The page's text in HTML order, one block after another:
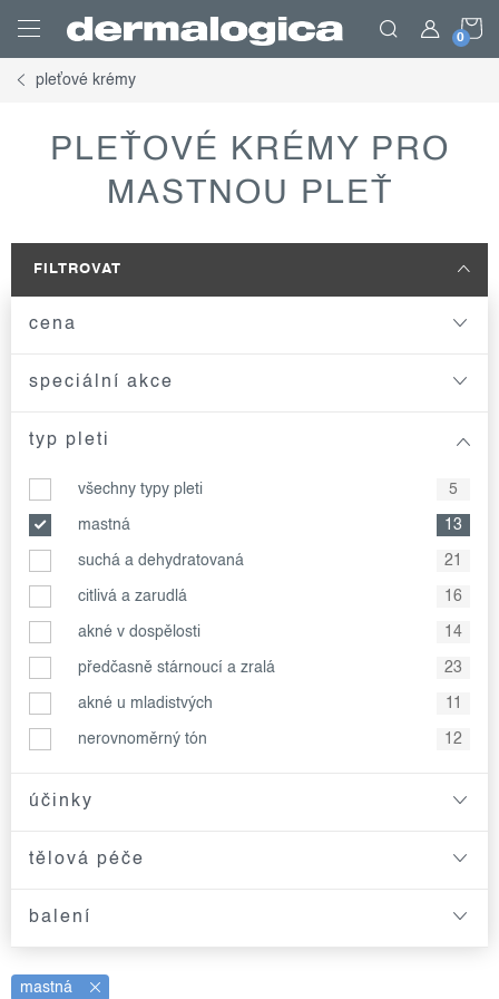
obsah
pleťové krémy
PLEŤOVÉ KRÉMY PRO
MASTNOU PLEŤ
FILTROVAT
cena
speciální akce
typ pleti
všechny typy pleti 5
mastná 13
suchá a dehydratovaná 21
citlivá a zarudlá 16
akné v dospělosti 14
předčasně stárnoucí a zralá 23
akné u mladistvých 11
nerovnoměrný tón 12
účinky
tělová péče
balení
mastná